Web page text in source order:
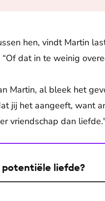
hen, vindt Martin
dat in te weinig
Martin, al bleek het
jij het aangeeft, want
vriendschap dan
liefde?